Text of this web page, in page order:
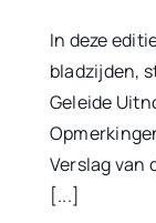
In deze
bladzijden,
Geleide
Verslag van
[...]